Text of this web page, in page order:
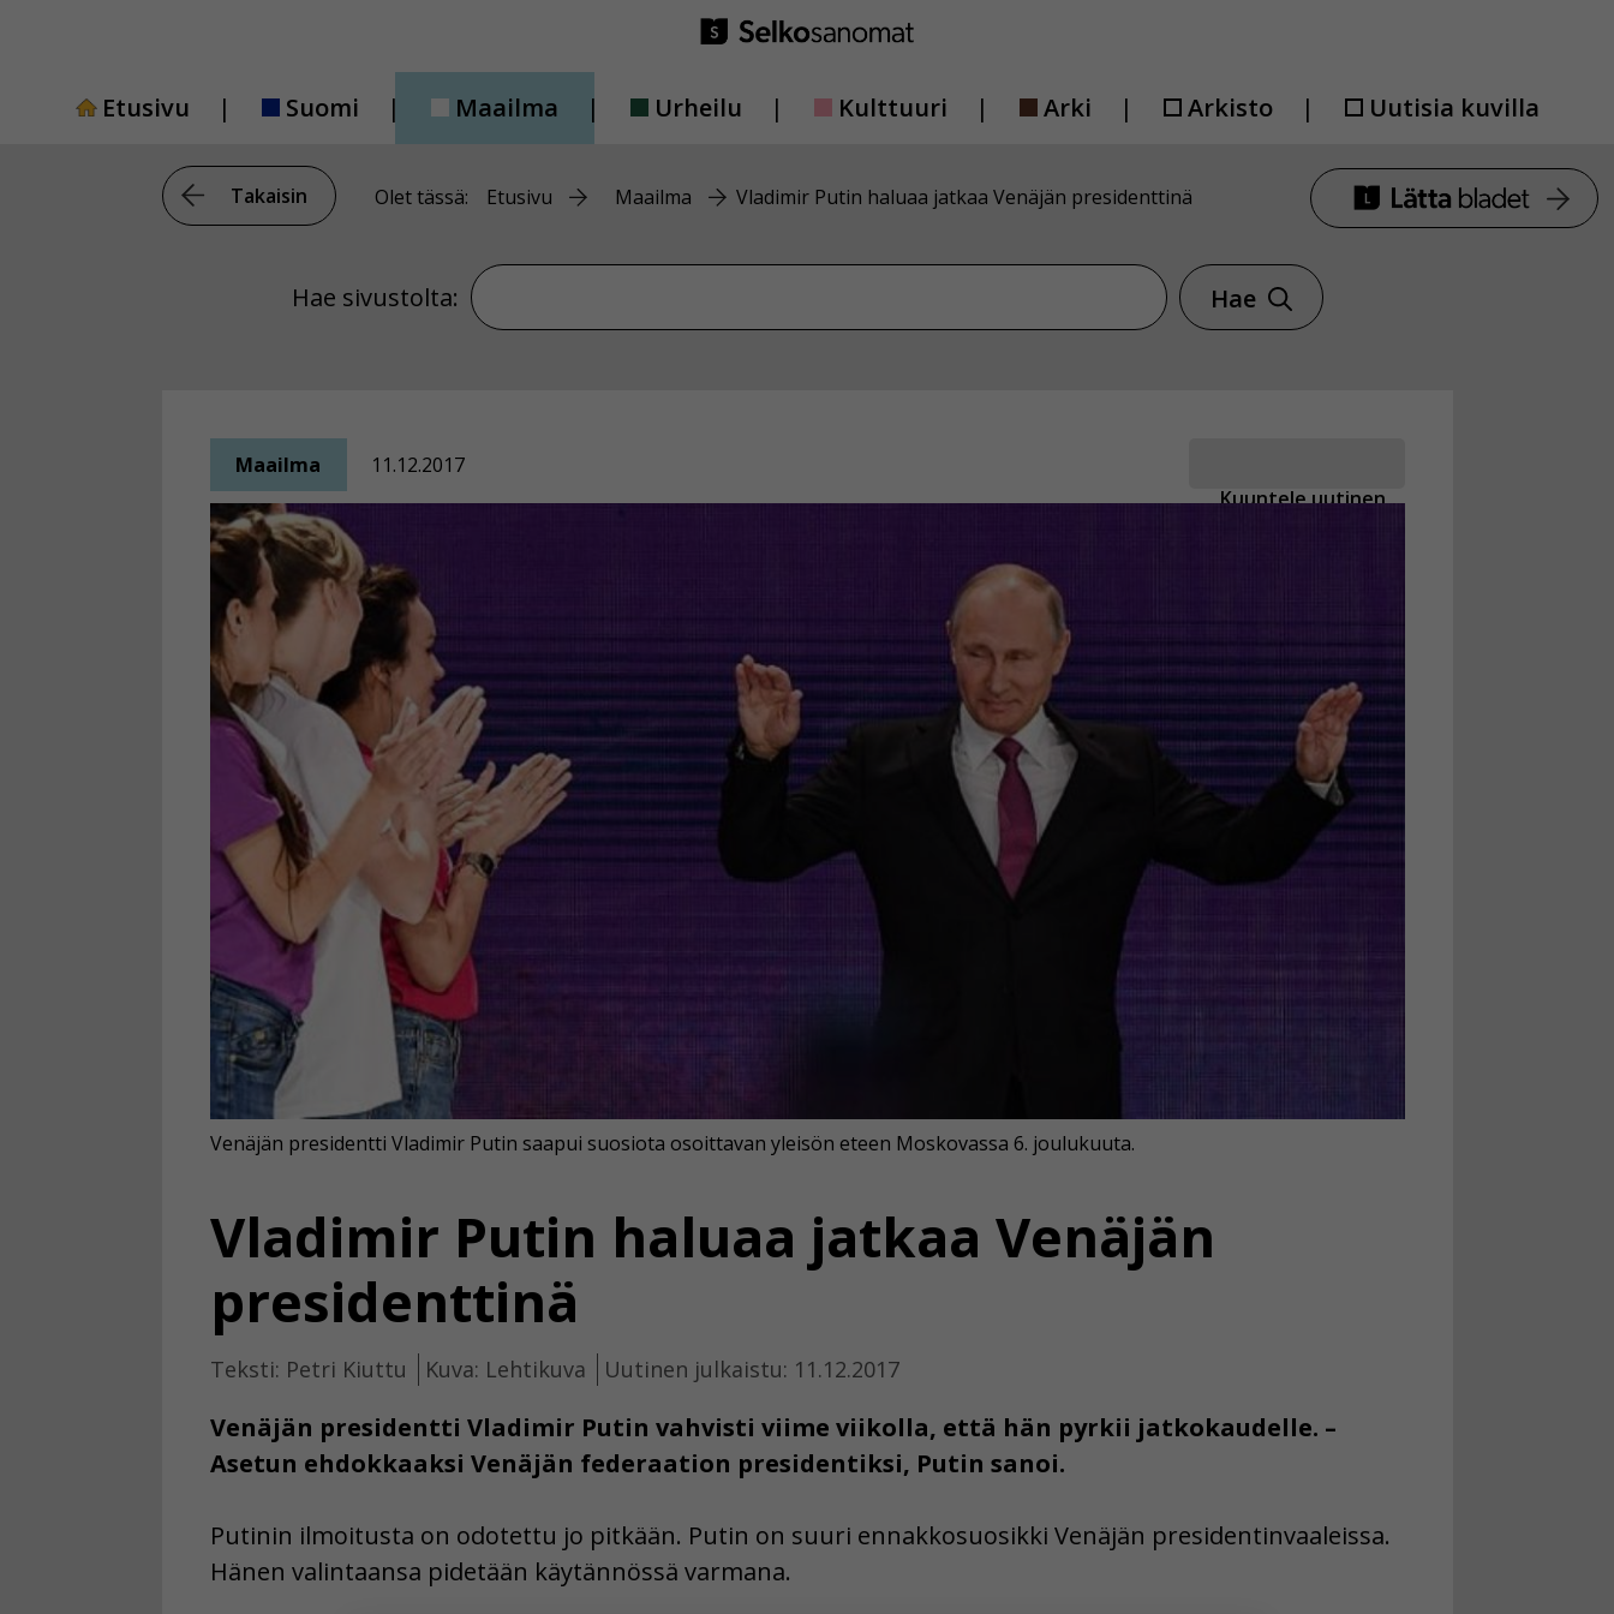
Etusivu
Suomi Maailma Urheilu Kulttuuri Arki Arkisto Uutisia kuvilla
Takaisin Olet tässä: Etusivu Maailma Vladimir Putin haluaa jatkaa Venäjän presidenttinä
Hae sivustolta: Hae sivustolta
Hae
Kuuntele uutinen
Maailma 11.12.2017
Vladimir Putin haluaa jatkaa Venäjän
presidenttinä
Teksti: Petri Kiuttu Kuva: Lehtikuva Uutinen julkaistu: 11.12.2017
Venäjän presidentti Vladimir Putin vahvisti viime viikolla, että hän pyrkii jatkokaudelle. –
Asetun ehdokkaaksi Venäjän federaation presidentiksi, Putin sanoi.
Venäjän presidentti Vladimir Putin saapui suosiota osoittavan yleisön eteen Moskovassa 6. joulukuuta.
Putinin ilmoitusta on odotettu jo pitkään. Putin on suuri ennakkosuosikki Venäjän presidentinvaaleissa.
Hänen valintaansa pidetään käytännössä varmana.